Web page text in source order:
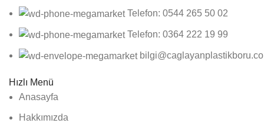
Telefon: 0544 265 50 02
Telefon: 0364 222 19 99
Hızlı Menü
Anasayfa
Hakkımızda